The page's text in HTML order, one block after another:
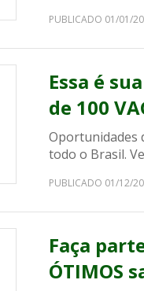
PUBLICADO 01/01/
Essa é
de 100
Oportunidades
todo o Brasil.
PUBLICADO 01/12/
Faça
ÓTIMOS